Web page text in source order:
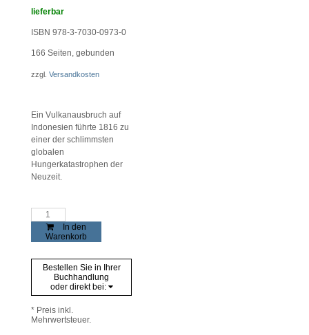
lieferbar
ISBN 978-3-7030-0973-0
166 Seiten, gebunden
zzgl. Versandkosten
Ein Vulkanausbruch auf
Indonesien führte 1816 zu
einer der schlimmsten
globalen
Hungerkatastrophen der
Neuzeit.
Jahr
ohne
Sommer
In den
Warenkorb
Bestellen Sie in Ihrer
Buchhandlung
oder direkt bei:
* Preis inkl.
Mehrwertsteuer.